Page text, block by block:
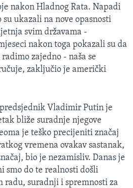
nakon Hladnog Rata. Napadi
su ukazali na nove opasnosti
svim državama -
nakon toga pokazali su da
zajedno - naša se
zaključio je američki
predsjednik Vladimir Putin je
bliže suradnje njegove
je teško precijeniti značaj
vremena ovakav sastanak,
bio je nezamisliv. Danas je
smo do te realnosti došli
radu, suradnji i spremnosti za